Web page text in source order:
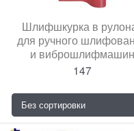
Шлифшкурка в
для ручного
и виброшлифмашин
147